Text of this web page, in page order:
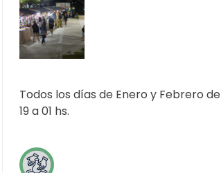
Todos los días de Enero y Febrero de
19 a 01 hs.